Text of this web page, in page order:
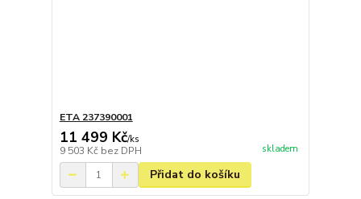
ETA 237390001
11 499 Kč/ks
9 503 Kč bez DPH skladem
Přidat do košíku